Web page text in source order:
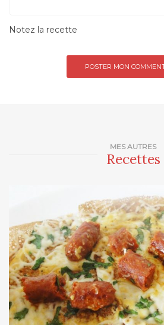
MES AUTRES
Recettes
Notez la recette